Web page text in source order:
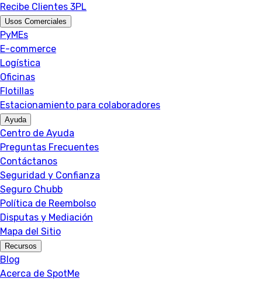
Recibe Clientes 3PL
Usos Comerciales
PyMEs
E-commerce
Logística
Oficinas
Flotillas
Estacionamiento para colaboradores
Ayuda
Centro de Ayuda
Preguntas Frecuentes
Contáctanos
Seguridad y Confianza
Seguro Chubb
Política de Reembolso
Disputas y Mediación
Mapa del Sitio
Recursos
Blog
Acerca de SpotMe